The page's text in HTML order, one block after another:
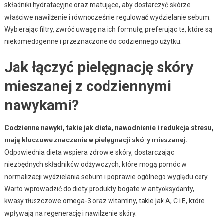
składniki hydratacyjne oraz matujące, aby dostarczyć skórze
właściwe nawilżenie i równocześnie regulować wydzielanie sebum.
Wybierając filtry, zwróć uwagę na ich formułę, preferując te, które są
niekomedogenne i przeznaczone do codziennego użytku.
Jak łączyć pielęgnację skóry
mieszanej z codziennymi
nawykami?
Codzienne nawyki, takie jak dieta, nawodnienie i redukcja stresu,
mają kluczowe znaczenie w pielęgnacji skóry mieszanej.
Odpowiednia dieta wspiera zdrowie skóry, dostarczając
niezbędnych składników odżywczych, które mogą pomóc w
normalizacji wydzielania sebum i poprawie ogólnego wyglądu cery.
Warto wprowadzić do diety produkty bogate w antyoksydanty,
kwasy tłuszczowe omega-3 oraz witaminy, takie jak A, C i E, które
wpływają na regenerację i nawilżenie skóry.